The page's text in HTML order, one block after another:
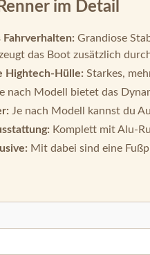
im Detail
Grandiose
das Boot zusätzlich
Hightech-Hülle: Starkes,
nach Modell bietet das
Je nach Modell kannst du
Komplett mit Alu-
Mit dabei sind eine